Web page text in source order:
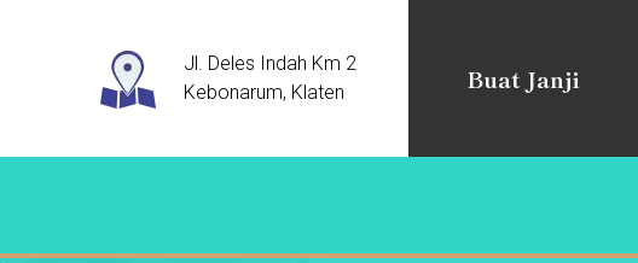
Jl. Deles Indah Km 2
Kebonarum, Klaten
Buat Janji